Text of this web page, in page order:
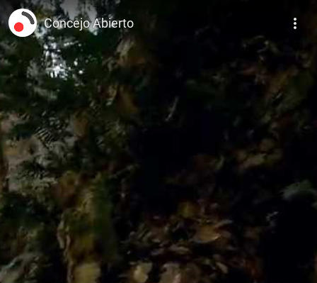
TIERRAVOZ PRODUCCIONES
Concejo Abierto